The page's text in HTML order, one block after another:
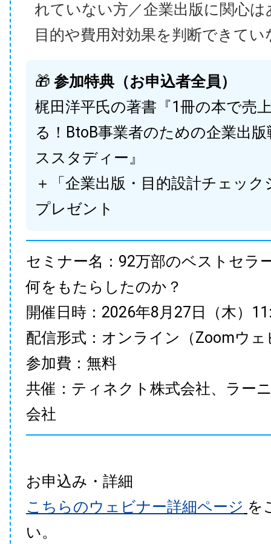
れていない方／企業出版に関心
目的や費用対効果を判断できてい
🎁 参加特典（お申込者全員）
梶田洋平氏の著書『1冊の本で売
る！BtoB事業者のための企業出
ススタディー』
＋「企業出版・目的設計チェック
プレゼント
セミナー名：92万部のベストセラ
何をもたらしたのか？
開催日時：2026年8月27日（木）
配信形式：オンライン（Zoomウェ
参加費：無料
共催：ティネクト株式会社、ラー
会社
お申込み・詳細
こちらのウェビナー詳細ページ を
い。